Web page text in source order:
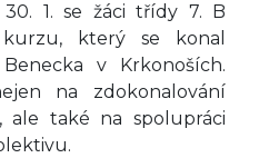
1. se žáci třídy 7. B
kurzu, který se konal
v Krkonoších.
na zdokonalování
ale také na spolupráci